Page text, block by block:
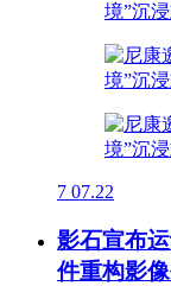
7 07.22
影石宣布
件重构影